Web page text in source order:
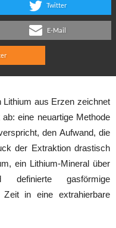
Twitter
E-Mail
aus Erzen zeichnet
eine neuartige Methode
den Aufwand, die
der Extraktion drastisch
ein Lithium-Mineral über
gasförmige
Zeit in eine extrahierbare